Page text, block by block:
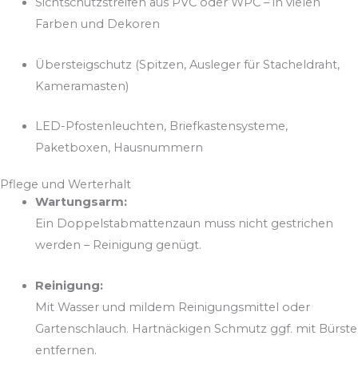
Farben und Dekoren
Übersteigschutz (Spitzen, Ausleger für Stacheldraht,
Kameramasten)
LED-Pfostenleuchten, Briefkastensysteme,
Paketboxen, Hausnummern
Pflege und Werterhalt
Wartungsarm:
Ein Doppelstabmattenzaun muss nicht gestrichen
werden – Reinigung genügt.
Reinigung:
Mit Wasser und mildem Reinigungsmittel oder
Gartenschlauch. Hartnäckigen Schmutz ggf. mit Bürste
entfernen.